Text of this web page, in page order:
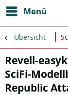
Menü
Übersicht
Revell-
SciFi-
Republic